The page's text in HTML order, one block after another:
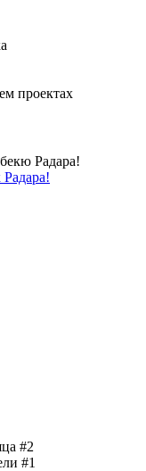
проектах
#2
#1